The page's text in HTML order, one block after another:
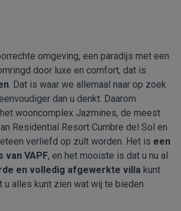
omgeving, een paradijs met een
door luxe en comfort, dat is
. Dat is waar we allemaal naar op zoek
dan u denkt. Daarom
wooncomplex Jazmines, de meest
Residential Resort Cumbre del Sol en
verliefd op zult worden. Het is een
van VAPF, en het mooiste is dat u nu al
en volledig afgewerkte villa kunt
alles kunt zien wat wij te bieden